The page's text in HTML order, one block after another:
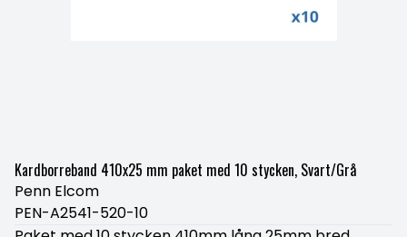
Kardborreband 410x25 mm paket med 10 stycken, Svart/Grå
Penn Elcom
PEN-A2541-520-10